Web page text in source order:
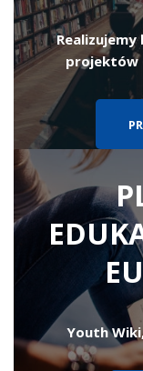
projektów
Youth